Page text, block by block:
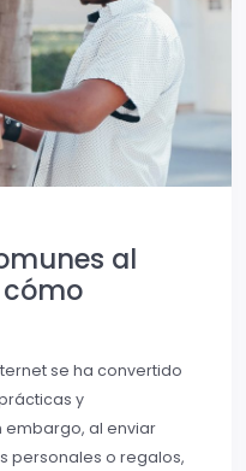
al
se ha convertido
y
embargo, al enviar
personales o regalos,